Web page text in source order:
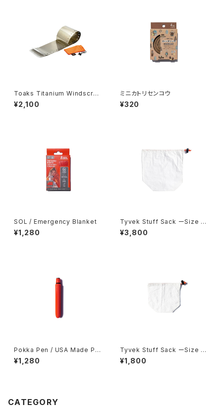
Toaks Titanium Windscree
n
¥2,100
ミニカトリセンコウ
¥320
SOL / Emergency Blanket
¥1,280
Tyvek Stuff Sack ーSize L
arge-
¥3,800
Pokka Pen / USA Made Po
cket Pen
¥1,280
Tyvek Stuff Sack ーSize S
mall-
¥1,800
CATEGORY